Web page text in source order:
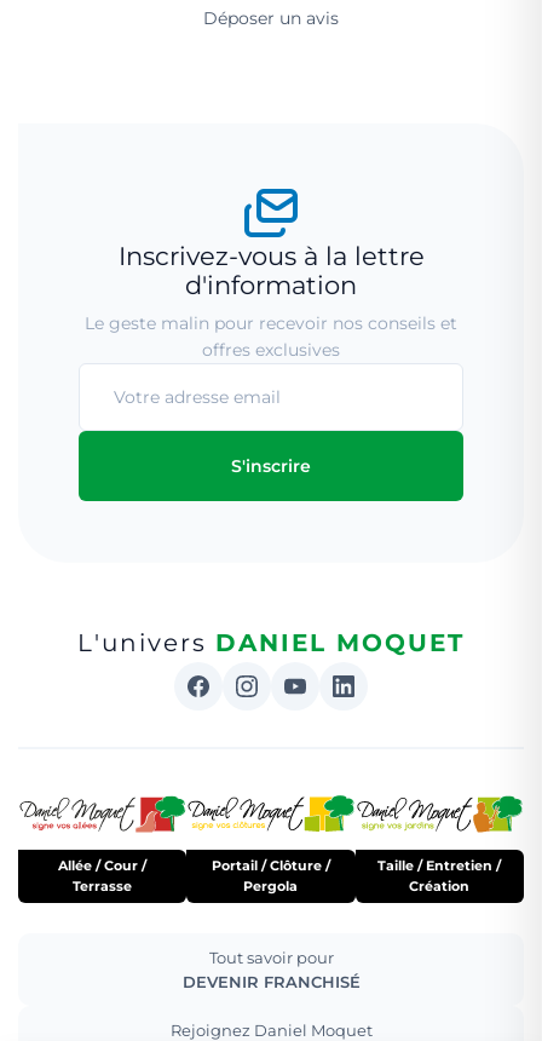
Déposer un avis
Inscrivez-vous à la lettre
d'information
Le geste malin pour recevoir nos conseils et
offres exclusives
S'inscrire
L'univers DANIEL MOQUET
Allée / Cour /
Terrasse
Portail / Clôture /
Pergola
Taille / Entretien /
Création
Tout savoir pour
DEVENIR FRANCHISÉ
Rejoignez Daniel Moquet